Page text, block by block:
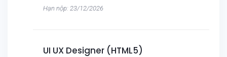
Hạn nộp: 23/12/2026
UI UX Designer (HTML5)